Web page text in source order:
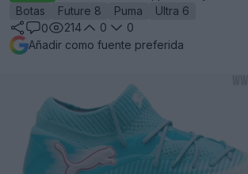
Botas
Future 8 Puma
Ultra 6
0
214 0
0
Añadir como fuente preferida